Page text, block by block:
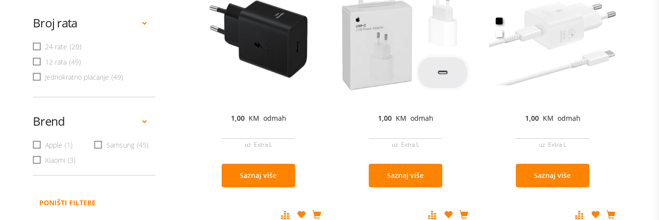
Broj rata
24 rate (20)
12 rata (49)
Jednokratno plaćanje (49)
Brend
Apple (1) Samsung (45)
Xiaomi (3)
PONIŠTI FILTERE
1,00 KM odmah
uz Extra L
Saznaj više
1,00 KM odmah
uz Extra L
Saznaj više
1,00 KM odmah
uz Extra L
Saznaj više